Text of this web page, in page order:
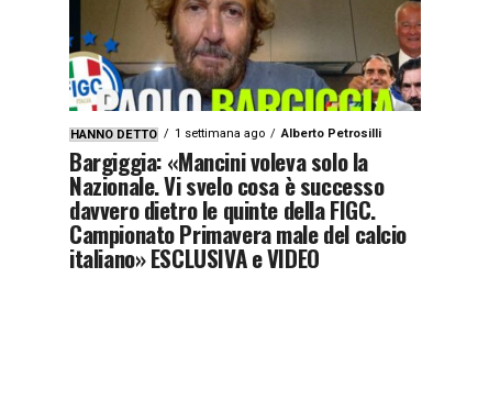
HANNO DETTO 1 settimana ago Alberto Petrosilli
Bargiggia: «Mancini voleva solo la
Nazionale. Vi svelo cosa è successo
davvero dietro le quinte della FIGC.
Campionato Primavera male del calcio
italiano» ESCLUSIVA e VIDEO